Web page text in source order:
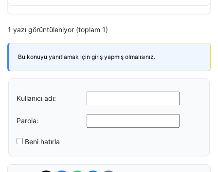
1 yazı görüntüleniyor (toplam 1)
Bu konuyu yanıtlamak için giriş yapmış olmalısınız.
Kullanıcı adı:
Parola:
Beni hatırla